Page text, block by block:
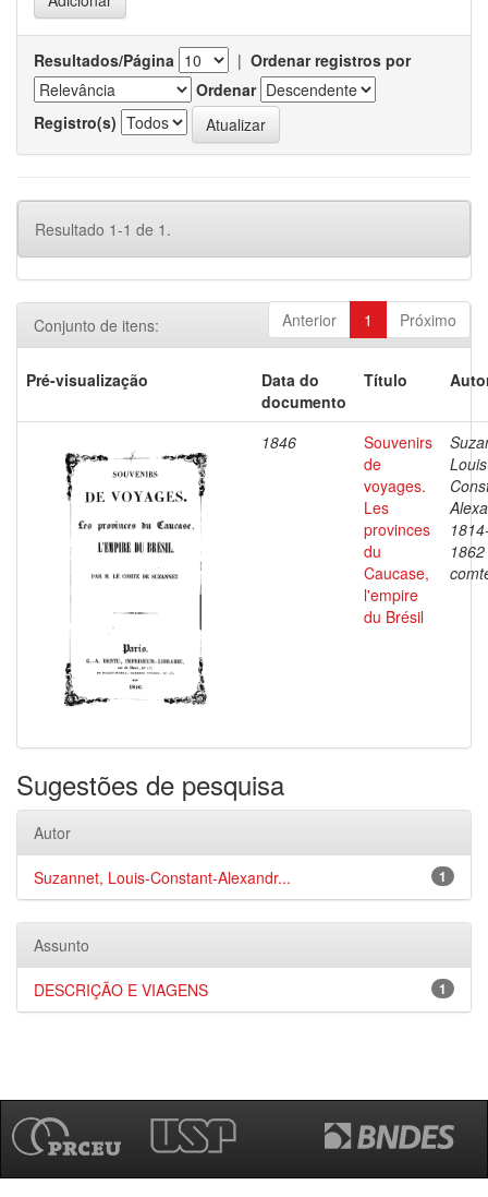
Resultados/Página | Ordenar registros por
Ordenar
Registro(s)
Resultado 1-1 de 1.
Anterior 1 Próximo
Conjunto de itens:
Pré-visualização
Data do
documento
Título
1846
Souvenirs
de
voyages.
Les
provinces
du
Caucase,
l'empire
du Brésil
1862
Sugestões de pesquisa
Autor
1
Suzannet, Louis-Constant-Alexandr...
Assunto
1
DESCRIÇÃO E VIAGENS